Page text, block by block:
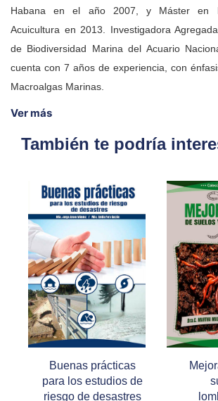
Habana en el año 2007, y Máster en
Acuicultura en 2013. Investigadora
de Biodiversidad Marina del Acuario
cuenta con 7 años de experiencia, con
Macroalgas Marinas.
Ver más
También te podría
Buenas prácticas
para los estudios de
riesgo de desastres